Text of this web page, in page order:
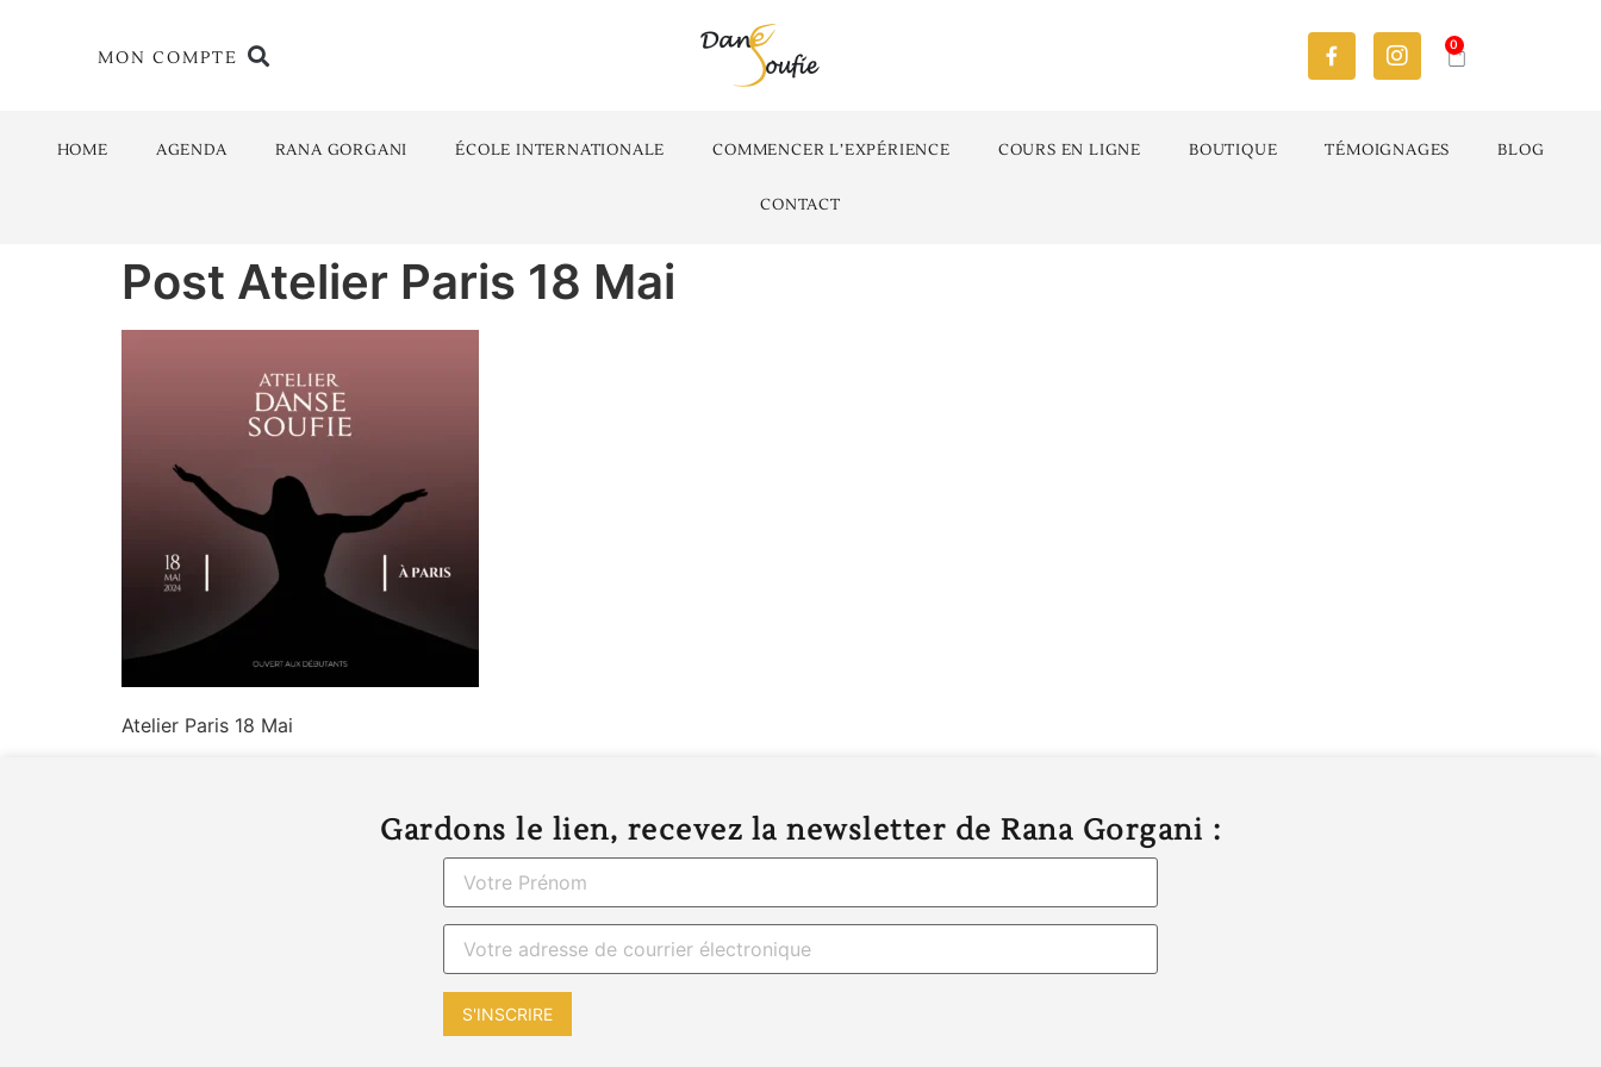
MON COMPTE
0
HOME AGENDA RANA GORGANI ÉCOLE INTERNATIONALE COMMENCER L’EXPÉRIENCE COURS EN LIGNE BOUTIQUE TÉMOIGNAGES BLOG
CONTACT
Post Atelier Paris 18 Mai
Atelier Paris 18 Mai
Gardons le lien, recevez la newsletter de Rana Gorgani :